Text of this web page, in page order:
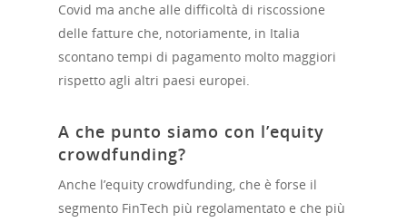
Covid ma anche alle difficoltà di riscossione
delle fatture che, notoriamente, in Italia
scontano tempi di pagamento molto maggiori
rispetto agli altri paesi europei.
A che punto siamo con l’equity
crowdfunding?
Anche l’equity crowdfunding, che è forse il
segmento FinTech più regolamentato e che più